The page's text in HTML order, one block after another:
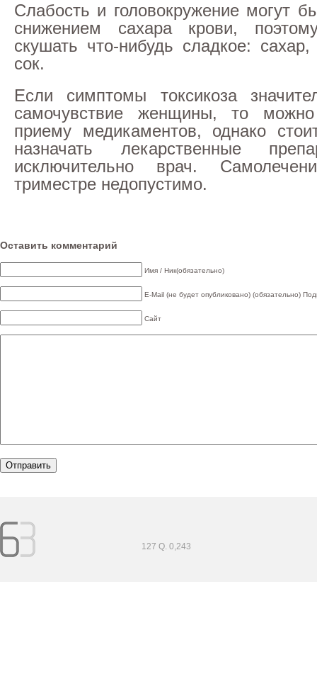
Слабость и головокружение могут
снижением сахара крови,
скушать что-нибудь сладкое:
сок.
Если симптомы токсикоза
самочувствие женщины, то
приему медикаментов, однако
назначать лекарственные
исключительно врач.
триместре недопустимо.
Оставить комментарий
Имя / Ник(обязательно)
E-Mail (не будет опубликовано) (обязательно)
Сайт
127 Q. 0,243